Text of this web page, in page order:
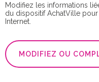
Modifiez les informations
du dispositif AchatVille
Internet.
MODIFIEZ OU